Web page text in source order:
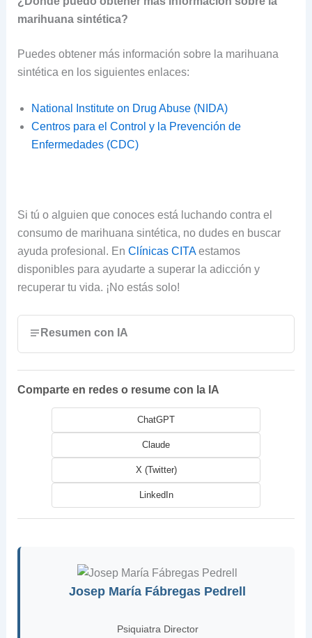
marihuana sintética?
Puedes obtener más información sobre la marihuana
sintética en los siguientes enlaces:
National Institute on Drug Abuse (NIDA)
Centros para el Control y la Prevención de
Enfermedades (CDC)
Si tú o alguien que conoces está luchando contra el
consumo de marihuana sintética, no dudes en buscar
ayuda profesional. En Clínicas CITAestamos
disponibles para ayudarte a superar la adicción y
recuperar tu vida. ¡No estás solo!
Resumen con IA
Comparte en redes o resume con la IA
ChatGPT
Claude
X (Twitter)
LinkedIn
Josep María Fábregas Pedrell
Psiquiatra Director